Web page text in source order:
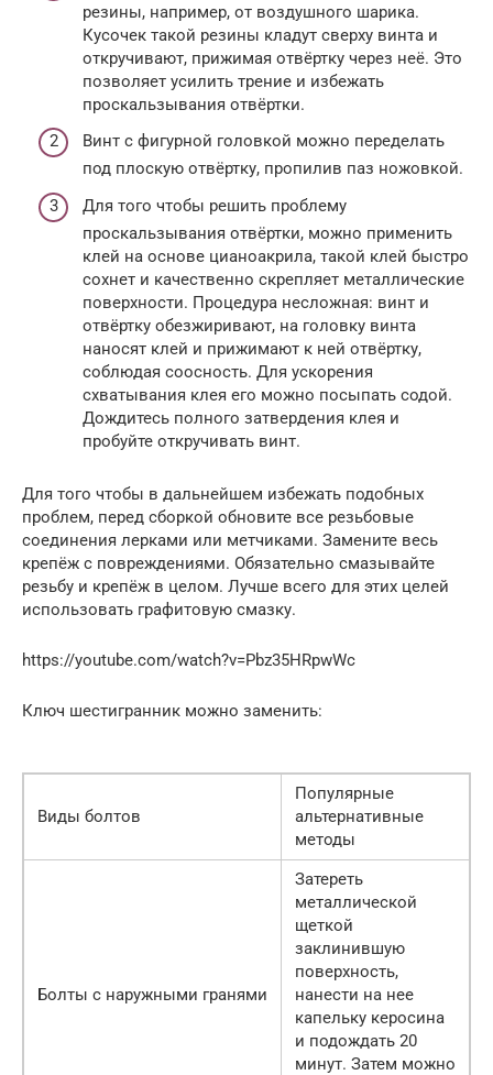
резины, например, от воздушного шарика.
Кусочек такой резины кладут сверху винта и
откручивают, прижимая отвёртку через неё. Это
позволяет усилить трение и избежать
проскальзывания отвёртки.
Винт с фигурной головкой можно переделать
под плоскую отвёртку, пропилив паз ножовкой.
Для того чтобы решить проблему
проскальзывания отвёртки, можно применить
клей на основе цианоакрила, такой клей быстро
сохнет и качественно скрепляет металлические
поверхности. Процедура несложная: винт и
отвёртку обезжиривают, на головку винта
наносят клей и прижимают к ней отвёртку,
соблюдая соосность. Для ускорения
схватывания клея его можно посыпать содой.
Дождитесь полного затвердения клея и
пробуйте откручивать винт.
Для того чтобы в дальнейшем избежать подобных
проблем, перед сборкой обновите все резьбовые
соединения лерками или метчиками. Замените весь
крепёж с повреждениями. Обязательно смазывайте
резьбу и крепёж в целом. Лучше всего для этих целей
использовать графитовую смазку.
https://youtube.com/watch?v=Pbz35HRpwWc
Ключ шестигранник можно заменить:
Виды болтов
Популярные
альтернативные
методы
Болты с наружными гранями
Затереть
металлической
щеткой
заклинившую
поверхность,
нанести на нее
капельку керосина
и подождать 20
минут. Затем можно